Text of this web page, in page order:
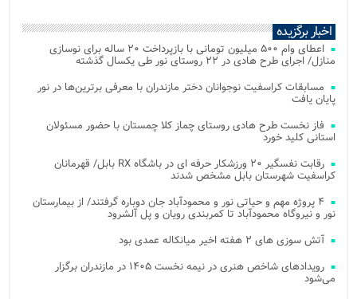
اخبار برگزیده
اعطای وام ۵۰۰ میلیون تومانی با بازپرداخت ۲۰ ساله برای نوسازی
منازل/ اجرای طرح هادی در ۲۲ روستای نور طی یکسال گذشته
مسابقات کراسفیت نوجوانان دختر مازندران با معرفی برترین‌ها در نور
پایان یافت
فاز نخست طرح هادی روستای چماز کلا چمستان با حضور مسئولان
استانی کلید خورد
رقابت نفسگیر ۲۰ ورزشکار حرفه ای در باشگاه RX بابل/ قهرمانان
کراسفیت شهرستان بابل مشخص شدند
۴ پروژه مهم و حیاتی نور و محمودآباد جان دوباره گرفتند/ از بیمارستان
نور و نیروگاه محمودآباد تا کمربندی رویان و پل آلشرود
آتش‌ سوزی‌ های ۲ هفته اخیر میانکاله عمدی بود
رویدادهای شاخص هنری در نیمه نخست ۱۴۰۵ در مازندران برگزار
می‌شود